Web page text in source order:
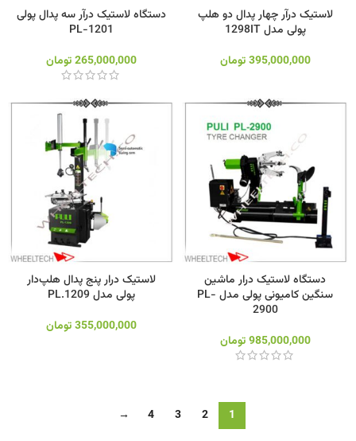
لاستیک درآر چهار پدال دو هلپ
پولی مدل 1298IT
395,000,000 تومان
دستگاه لاستیک درآر سه پدال پولی
PL-1201
265,000,000 تومان
دستگاه لاستیک درار ماشین
سنگین کامیونی پولی مدل PL-
2900
985,000,000 تومان
لاستیک درار پنج پدال هلپ‌دار
پولی مدل PL.1209
355,000,000 تومان
1
2
3
4
→